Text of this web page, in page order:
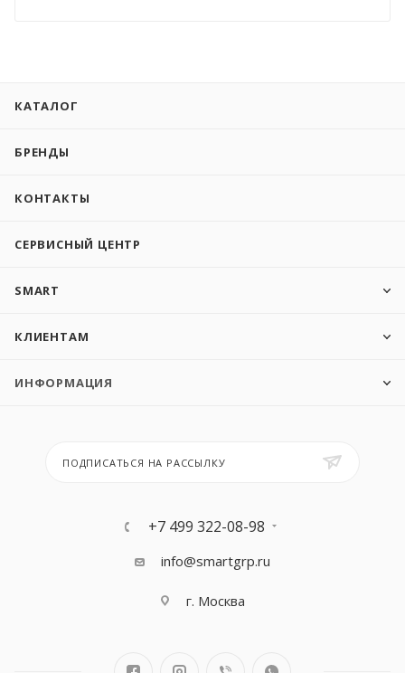
КАТАЛОГ
БРЕНДЫ
КОНТАКТЫ
СЕРВИСНЫЙ ЦЕНТР
SMART
КЛИЕНТАМ
ИНФОРМАЦИЯ
ПОДПИСАТЬСЯ НА РАССЫЛКУ
+7 499 322-08-98
info@smartgrp.ru
г. Москва